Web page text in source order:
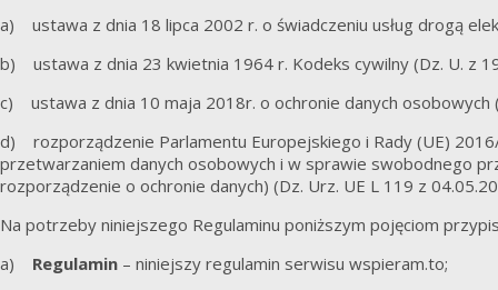
a) ustawa z dnia 18 lipca 2002 r. o świadczeniu usług drogą
b) ustawa z dnia 23 kwietnia 1964 r. Kodeks cywilny (Dz. U. z
c) ustawa z dnia 10 maja 2018r. o ochronie danych osobowych
d) rozporządzenie Parlamentu Europejskiego i Rady (UE)
przetwarzaniem danych osobowych i w sprawie swobodnego
rozporządzenie o ochronie danych) (Dz. Urz. UE L 119 z
Na potrzeby niniejszego Regulaminu poniższym pojęciom
a) Regulamin – niniejszy regulamin serwisu wspieram.to;